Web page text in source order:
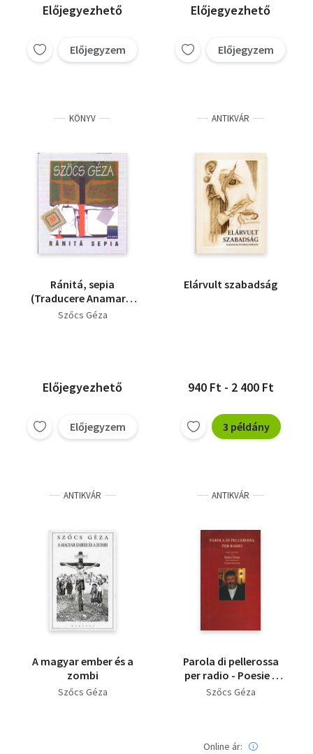
Előjegyezhető
Előjegyzem
Előjegyezhető
Előjegyzem
KÖNYV
Ránitá, sepia
(Traducere Anamaria
Pop si Mircea Dinescu)
Szőcs Géza
Előjegyezhető
Előjegyzem
ANTIKVÁR
Elárvult szabadság
940 Ft - 2 400 Ft
3 példány
ANTIKVÁR
A magyar ember és a
zombi
Szőcs Géza
ANTIKVÁR
Parola di pellerossa
per radio - Poesie e
altri testi di Szőcs
Szőcs Géza
Online ár: